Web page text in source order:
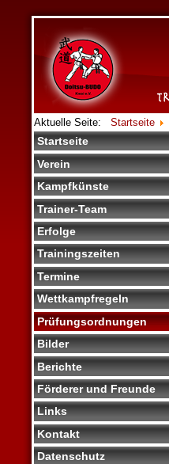
Aktuelle Seite: Startseite
Startseite
Verein
Kampfkünste
Trainer-Team
Erfolge
Trainingszeiten
Termine
Wettkampfregeln
Prüfungsordnungen
Bilder
Berichte
Förderer und Freunde
Links
Kontakt
Datenschutz